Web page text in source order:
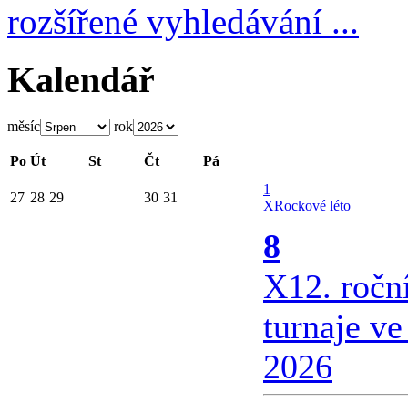
rozšířené vyhledávání ...
Kalendář
měsíc rok
Po Út St Čt Pá
27 28 29 30 31
1
XRockové léto
8
X12.
turnaje
2026